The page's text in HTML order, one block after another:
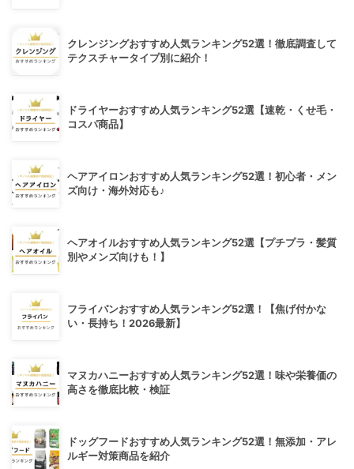
クレンジングおすすめ人気ランキング52選！徹底調査して
テクスチャータイプ別に紹介！
ドライヤーおすすめ人気ランキング52選【速乾・くせ毛・
コスパ商品】
ヘアアイロンおすすめ人気ランキング52選！初心者・メン
ズ向け・海外対応も♪
ヘアオイルおすすめ人気ランキング52選【プチプラ・髪質
別やメンズ向けも！】
フライパンおすすめ人気ランキング52選！【焦げ付かな
い・長持ち！2026最新】
マヌカハニーおすすめ人気ランキング52選！味や栄養価の
高さを徹底比較・検証
ドッグフードおすすめ人気ランキング52選！無添加・アレ
ルギー対策商品を紹介